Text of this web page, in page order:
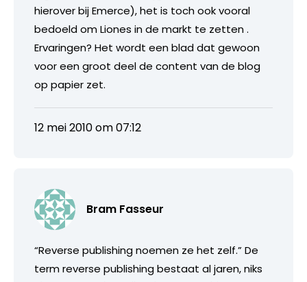
hierover bij Emerce), het is toch ook vooral
bedoeld om Liones in de markt te zetten .
Ervaringen? Het wordt een blad dat gewoon
voor een groot deel de content van de blog
op papier zet.
12 mei 2010 om 07:12
Bram Fasseur
“Reverse publishing noemen ze het zelf.” De
term reverse publishing bestaat al jaren, niks